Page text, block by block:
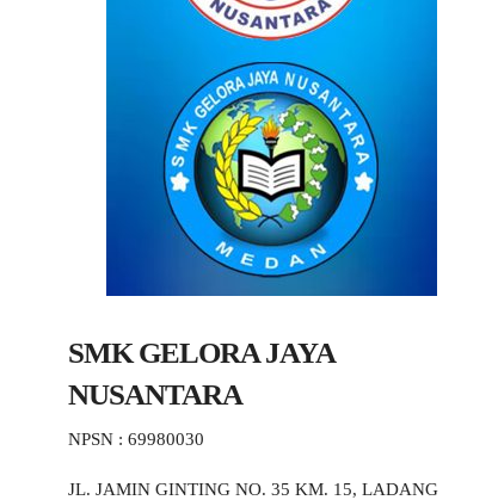
SMK GELORA JAYA
NUSANTARA
NPSN : 69980030
JL. JAMIN GINTING NO. 35 KM. 15, LADANG